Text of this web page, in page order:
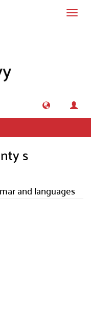
s
and languages